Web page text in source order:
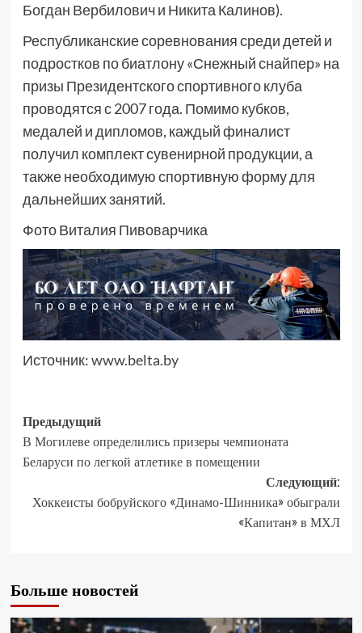
Богдан Вербилович и Никита Калинов).
Республиканские соревнования среди детей и
подростков по биатлону «Снежный снайпер» на
призы Президентского спортивного клуба
проводятся с 2007 года. Помимо кубков,
медалей и дипломов, каждый финалист
получил комплект сувенирной продукции, а
также необходимую спортивную форму для
дальнейших занятий.
Фото Виталия Пивоварчика
Источник:www.belta.by
Предыдущий
В Могилеве определились призеры чемпионата
Беларуси по легкой атлетике в помещении
Следующий:
Хоккеисты бобруйского «Динамо-Шинника» обыграли
«Капитан» в МХЛ
Больше новостей